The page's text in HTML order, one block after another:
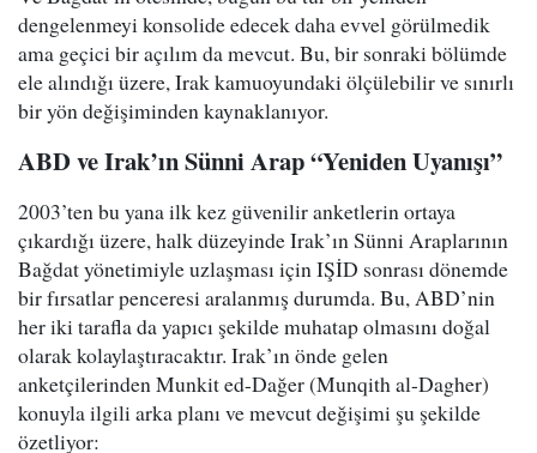
dengelenmeyi konsolide edecek daha evvel görülmedik
ama geçici bir açılım da mevcut. Bu, bir sonraki bölümde
ele alındığı üzere, Irak kamuoyundaki ölçülebilir ve sınırlı
bir yön değişiminden kaynaklanıyor.
ABD ve Irak’ın Sünni Arap “Yeniden Uyanışı”
2003’ten bu yana ilk kez güvenilir anketlerin ortaya
çıkardığı üzere, halk düzeyinde Irak’ın Sünni Araplarının
Bağdat yönetimiyle uzlaşması için IŞİD sonrası dönemde
bir fırsatlar penceresi aralanmış durumda. Bu, ABD’nin
her iki tarafla da yapıcı şekilde muhatap olmasını doğal
olarak kolaylaştıracaktır. Irak’ın önde gelen
anketçilerinden Munkit ed-Dağer (Munqith al-Dagher)
konuyla ilgili arka planı ve mevcut değişimi şu şekilde
özetliyor: